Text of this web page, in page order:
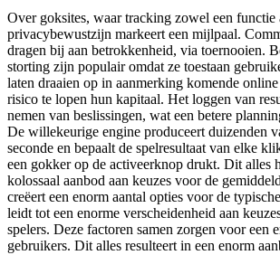
Over goksites, waar tracking zowel een functie
privacybewustzijn markeert een mijlpaal.
dragen bij aan betrokkenheid, via toernooien.
storting zijn populair omdat ze toestaan
laten draaien op in aanmerking komende
risico te lopen hun kapitaal. Het loggen van
nemen van beslissingen, wat een betere
De willekeurige engine produceert duizenden
seconde en bepaalt de spelresultaat van elke
een gokker op de activeerknop drukt. Dit alles
kolossaal aanbod aan keuzes voor de
creëert een enorm aantal opties voor de
leidt tot een enorme verscheidenheid aan
spelers. Deze factoren samen zorgen voor een
gebruikers. Dit alles resulteert in een enorm